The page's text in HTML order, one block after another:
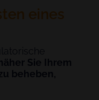
eines
Sie Ihrem
beheben,